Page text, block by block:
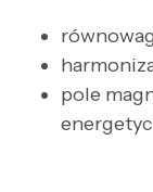
pole